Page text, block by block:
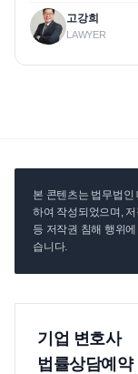
고강희
LAWYER
본 콘텐츠는 법무법인
하여 작성되었으며,
등 저작권 침해 행위
습니다.
기업 변호사
법률상담예약